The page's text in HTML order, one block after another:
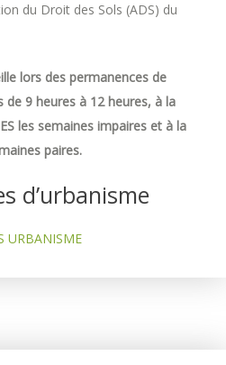
du Droit des Sols (ADS) du
lors des permanences de
9 heures à 12 heures, à la
les semaines impaires et à la
paires.
d’urbanisme
URBANISME